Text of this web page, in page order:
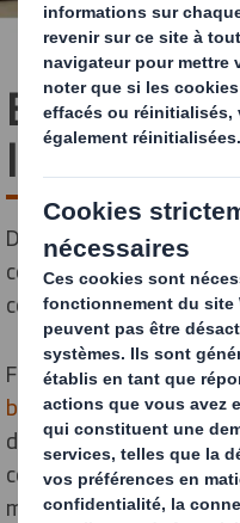
ligne
DS Smith Packaging
complète de machines
conditionnement.
Forts de plus de35 ans
bureau d'étudesqui
développons des
compte vos besoins
mécanisation.